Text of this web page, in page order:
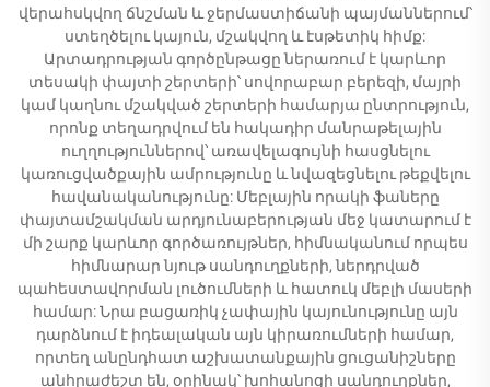
վերահսկվող ճնշման և ջերմաստիճանի պայմաններում՝
ստեղծելու կայուն, մշակվող և էսթետիկ հիմք:
Արտադրության գործընթացը ներառում է կարևոր
տեսակի փայտի շերտերի՝ սովորաբար բերեզի, մայրի
կամ կաղնու մշակված շերտերի համարյա ընտրություն,
որոնք տեղադրվում են հակադիր մանրաթելային
ուղղություններով՝ առավելագույնի հասցնելու
կառուցվածքային ամրությունը և նվազեցնելու թեքվելու
հավանականությունը: Մեբլային որակի ֆաները
փայտամշակման արդյունաբերության մեջ կատարում է
մի շարք կարևոր գործառույթներ, հիմնականում որպես
հիմնարար նյութ սանդուղքների, ներդրված
պահեստավորման լուծումների և հատուկ մեբլի մասերի
համար: Նրա բացառիկ չափային կայունությունը այն
դարձնում է իդեալական այն կիրառումների համար,
որտեղ անընդհատ աշխատանքային ցուցանիշները
անհրաժեշտ են, օրինակ՝ խոհանոցի սանդուղքներ,